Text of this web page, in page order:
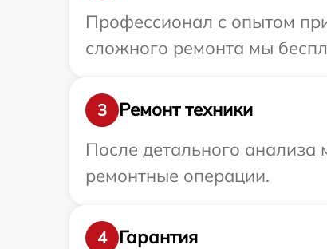
Профессионал с опытом
сложного ремонта мы
3
Ремонт техники
После детального анализа
ремонтные операции.
4
Гарантия